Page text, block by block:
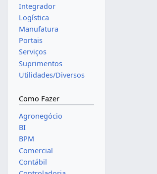
Integrador
Logística
Manufatura
Portais
Serviços
Suprimentos
Utilidades/Diversos
Como Fazer
Agronegócio
BI
BPM
Comercial
Contábil